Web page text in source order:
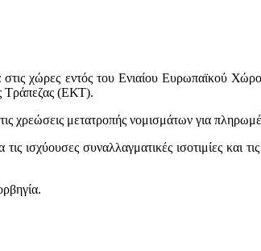
στις χώρες εντός του Ενιαίου Ευρωπαϊκού
Τράπεζας (ΕΚΤ).
χρεώσεις μετατροπής νομισμάτων για
ισχύουσες συναλλαγματικές ισοτιμίες και